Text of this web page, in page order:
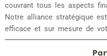
couvrant tous les aspects
Notre alliance stratégique
efficace et sur mesure de